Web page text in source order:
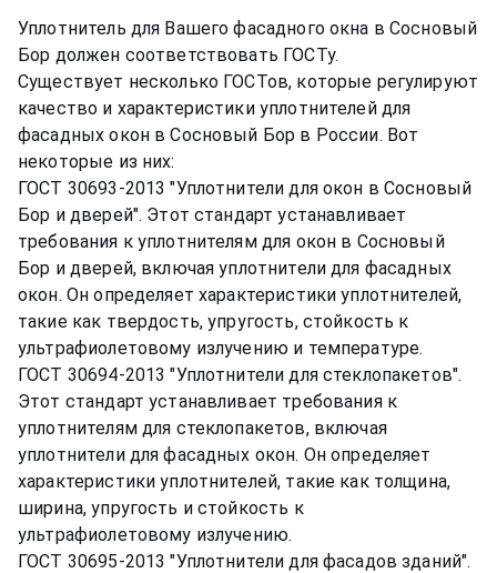
Уплотнитель для Вашего фасадного окна в Сосновый
Бор должен соответствовать ГОСТу.
Существует несколько ГОСТов, которые регулируют
качество и характеристики уплотнителей для
фасадных окон в Сосновый Бор в России. Вот
некоторые из них:
ГОСТ 30693-2013 "Уплотнители для окон в Сосновый
Бор и дверей". Этот стандарт устанавливает
требования к уплотнителям для окон в Сосновый
Бор и дверей, включая уплотнители для фасадных
окон. Он определяет характеристики уплотнителей,
такие как твердость, упругость, стойкость к
ультрафиолетовому излучению и температуре.
ГОСТ 30694-2013 "Уплотнители для стеклопакетов".
Этот стандарт устанавливает требования к
уплотнителям для стеклопакетов, включая
уплотнители для фасадных окон. Он определяет
характеристики уплотнителей, такие как толщина,
ширина, упругость и стойкость к
ультрафиолетовому излучению.
ГОСТ 30695-2013 "Уплотнители для фасадов зданий".